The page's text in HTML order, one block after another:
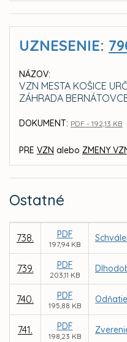
UZNESENIE:
NÁZOV:
VZN MESTA KOŠICE
ZÁHRADA
DOKUMENT: PDF - 192,13 KB
PRE VZN alebo ZMENY
Ostatné
738. PDF
197,94 KB
739. PDF
203,11 KB
740. PDF
195,88 KB
741. PDF
198,23 KB